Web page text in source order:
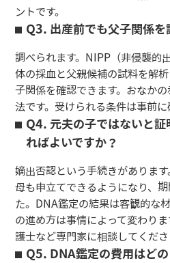
ントです。
Q3. 出産前でも父子関係を
調べられます。NIPP（非侵襲的
体の採血と父親候補の試料を解
子関係を確認できます。おなか
法です。受けられる条件は事前に
Q4. 元夫の子ではないと証
ればよいですか？
嫡出否認という手続きがありま
母も申立てできるようになり、
た。DNA鑑定の結果は客観的な
の進め方は事情によって変わり
護士など専門家に相談してくださ
Q5. DNA鑑定の費用はど